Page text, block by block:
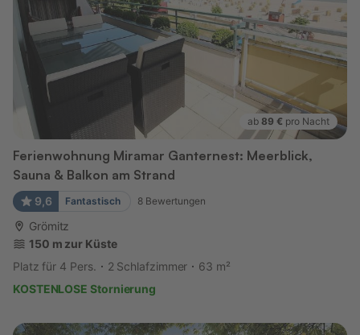
ab 89 € pro Nacht
Ferienwohnung Miramar Ganternest: Meerblick,
Sauna & Balkon am Strand
9,6 Fantastisch 8 Bewertungen
Grömitz
150 m zur Küste
Platz für 4 Pers.
2 Schlafzimmer
63 m²
KOSTENLOSE Stornierung